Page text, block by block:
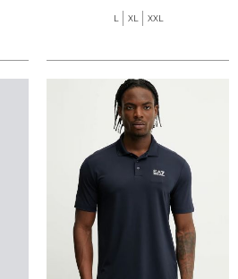
L XL XXL